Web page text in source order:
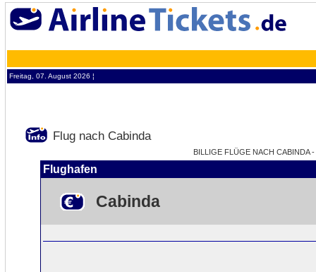
Freitag, 07. August 2026 ¦
Flug nach Cabinda
BILLIGE FLÜGE NACH CABINDA
Flughafen
Cabinda